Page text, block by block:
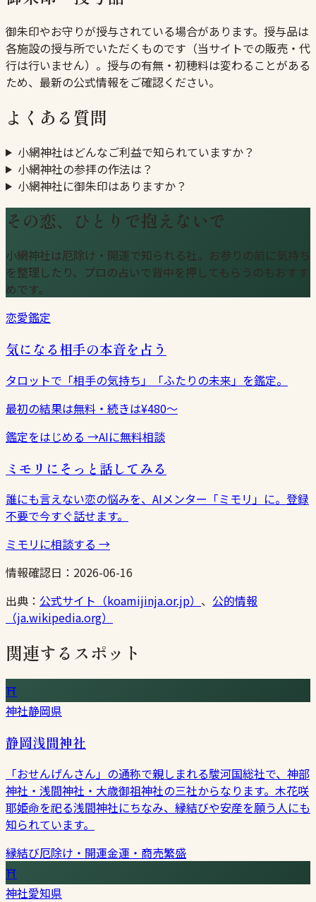
御朱印やお守りが授与されている場合があります。授与品は
各施設の授与所でいただくものです（当サイトでの販売・代
行は行いません）。授与の有無・初穂料は変わることがある
ため、最新の公式情報をご確認ください。
よくある質問
小網神社はどんなご利益で知られていますか？
小網神社の参拝の作法は？
小網神社に御朱印はありますか？
その恋、ひとりで抱えないで
小網神社は厄除け・開運で知られる社。お参りの前に気持ち
を整理したり、プロの占いで背中を押してもらうのもおすす
めです。
恋愛鑑定
気になる相手の本音を占う
タロットで「相手の気持ち」「ふたりの未来」を鑑定。
最初の結果は無料・続きは¥480〜
鑑定をはじめる →AIに無料相談
ミモリにそっと話してみる
誰にも言えない恋の悩みを、AIメンター「ミモリ」に。登録
不要で今すぐ話せます。
ミモリに相談する →
情報確認日： 2026-06-16
出典： 公式サイト（koamijinja.or.jp） 、 公的情報
（ja.wikipedia.org）
関連するスポット
⛩
神社静岡県
静岡浅間神社
「おせんげんさん」の通称で親しまれる駿河国総社で、神部
神社・浅間神社・大歳御祖神社の三社からなります。木花咲
耶姫命を祀る浅間神社にちなみ、縁結びや安産を願う人にも
知られています。
縁結び厄除け・開運金運・商売繁盛
⛩
神社愛知県